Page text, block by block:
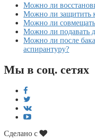
Можно ли
Можно ли защитить
Можно ли совмещать
Можно ли подавать
Можно ли после
аспирантуру?
Мы в соц. сетях
Сделано с